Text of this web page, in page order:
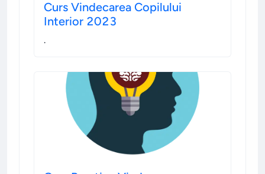
Curs Vindecarea Copilului
Interior 2023
.